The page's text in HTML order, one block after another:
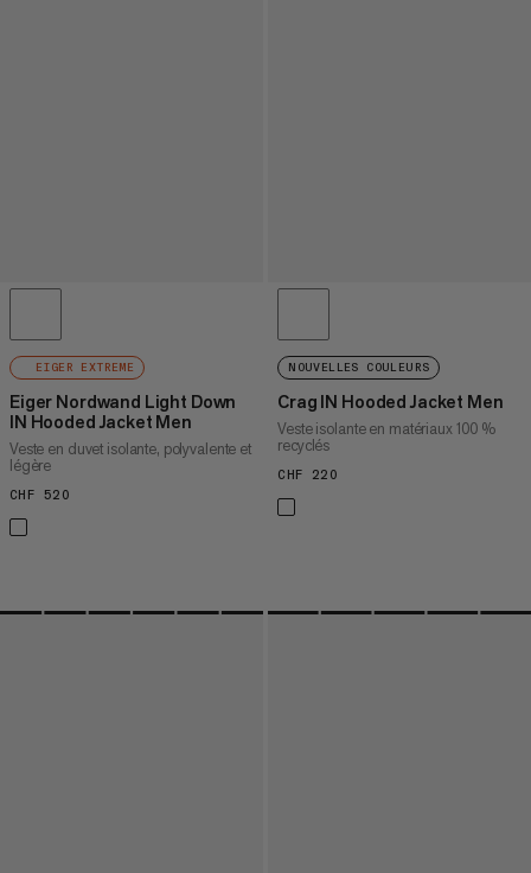
EIGER EXTREME
Eiger Nordwand Light Down
IN Hooded Jacket Men
Veste en duvet isolante, polyvalente et
légère
CHF 520
NOUVELLES COULEURS
Crag IN Hooded Jacket Men
Veste isolante en matériaux 100 %
recyclés
CHF 220